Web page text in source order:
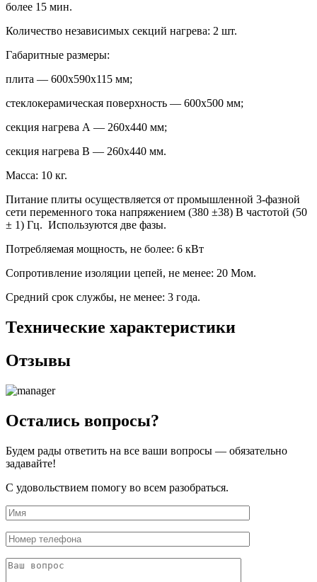
более 15 мин.
Количество независимых секций нагрева: 2 шт.
Габаритные размеры:
плита — 600х590х115 мм;
стеклокерамическая поверхность — 600х500 мм;
секция нагрева А — 260х440 мм;
секция нагрева В — 260х440 мм.
Масса: 10 кг.
Питание плиты осуществляется от промышленной 3-фазной
сети переменного тока напряжением (380 ±38) В частотой (50
± 1) Гц. Используются две фазы.
Потребляемая мощность, не более: 6 кВт
Сопротивление изоляции цепей, не менее: 20 Мом.
Средний срок службы, не менее: 3 года.
Технические характеристики
Отзывы
Остались вопросы?
Будем рады ответить на все ваши вопросы — обязательно
задавайте!
С удовольствием помогу во всем разобраться.